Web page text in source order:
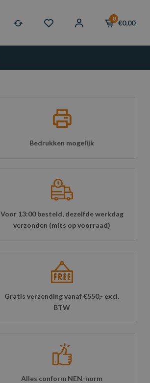
0
€0,00
Bedrukken mogelijk
Voor 13:00 besteld, dezelfde werkdag
verzonden (mits op voorraad)
Gratis verzending vanaf €550,- excl.
BTW
Alles conform NEN-norm